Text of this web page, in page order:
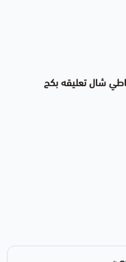
شال تعليقهبكج